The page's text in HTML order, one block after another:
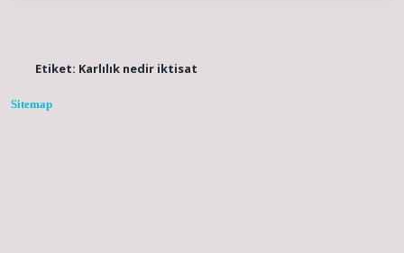
Etiket: Karlılık nedir iktisat
Sitemap